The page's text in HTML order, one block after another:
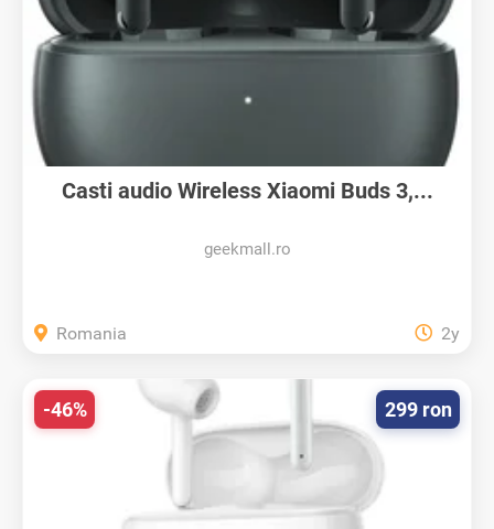
Casti audio Wireless Xiaomi Buds 3,...
geekmall.ro
Romania 2y
299 ron
-46%